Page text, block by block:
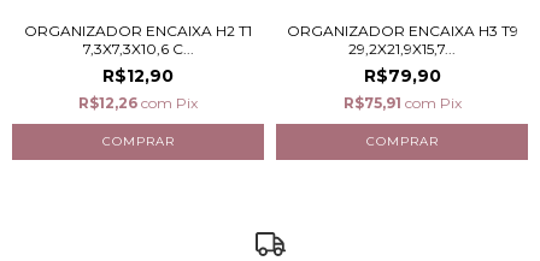
ORGANIZADOR ENCAIXA H2 T1
7,3X7,3X10,6 C...
R$12,90
R$12,26 com Pix
ORGANIZADOR ENCAIXA H3 T9
29,2X21,9X15,7...
R$79,90
R$75,91 com Pix